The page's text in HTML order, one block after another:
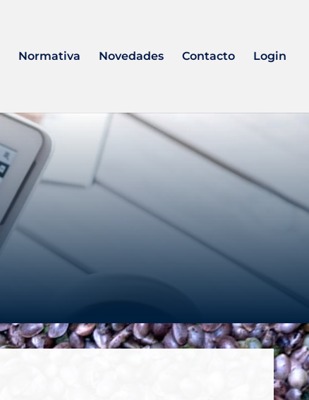
Normativa Novedades Contacto Login